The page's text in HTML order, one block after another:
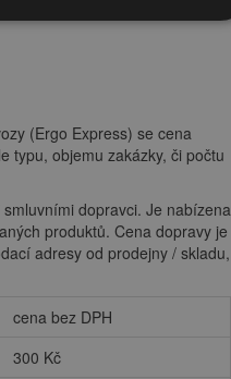
poplatku za dobírku.
(Ergo Express) se cena
typu, objemu zakázky, či počtu
dopravci. Je nabízena
produktů. Cena dopravy je
adresy od prodejny / skladu,
cena bez DPH
300 Kč